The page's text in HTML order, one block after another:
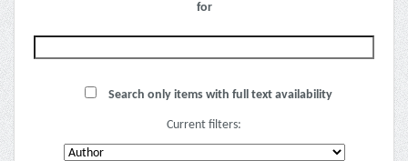
for
Search only items with full text availability
Current filters: